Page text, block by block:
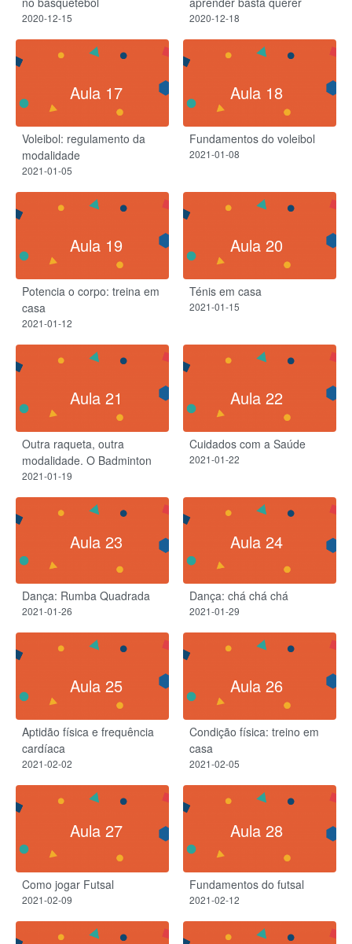
2020-12-15 2020-12-18
Aula 17
Voleibol: regulamento da
modalidade
2021-01-05
Aula 18
Fundamentos do voleibol
2021-01-08
Aula 19
Potencia o corpo: treina em
casa
2021-01-12
Aula 20
Ténis em casa
2021-01-15
Aula 21
Outra raqueta, outra
modalidade. O Badminton
2021-01-19
Aula 22
Cuidados com a Saúde
2021-01-22
Aula 23
Dança: Rumba Quadrada
2021-01-26
Aula 24
Dança: chá chá chá
2021-01-29
Aula 25
Aptidão física e frequência
cardíaca
2021-02-02
Aula 26
Condição física: treino em
casa
2021-02-05
Aula 27
Como jogar Futsal
2021-02-09
Aula 28
Fundamentos do futsal
2021-02-12